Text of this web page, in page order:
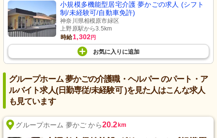
小規模多機能型居宅介護 夢かごの求人 (シフト
制/未経験可/自動車免許)
神奈川県相模原市緑区
上野原駅から3.5km
時給1,302円
お気に入り に追加
グループホーム 夢かごの介護職・ヘルパー のパート・ア
ルバイト求人(日勤専従/未経験可 )を見た人はこんな求人
も見ています
グループホーム 夢かご から20.2km